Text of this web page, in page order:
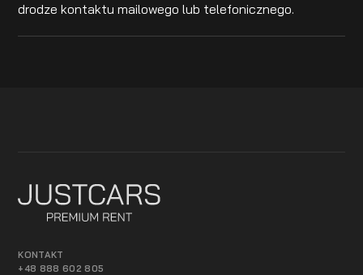
drodze kontaktu mailowego lub telefonicznego.
KONTAKT
+48 888 602 805